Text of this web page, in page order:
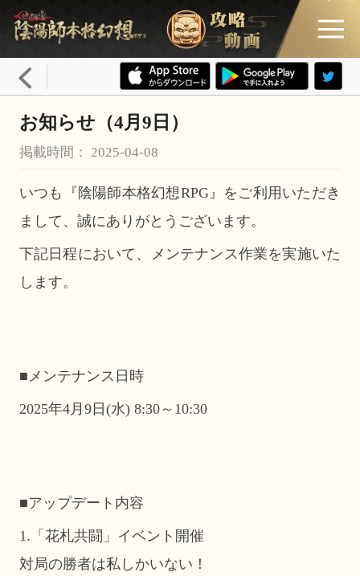
お知らせ（4月9日）
掲載時間： 2025-04-08
いつも『陰陽師本格幻想RPG』をご利用いただき
まして、誠にありがとうございます。
下記日程において、メンテナンス作業を実施いた
します。
■メンテナンス日時
2025年4月9日(水) 8:30～10:30
■アップデート内容
1.「花札共闘」イベント開催
対局の勝者は私しかいない！